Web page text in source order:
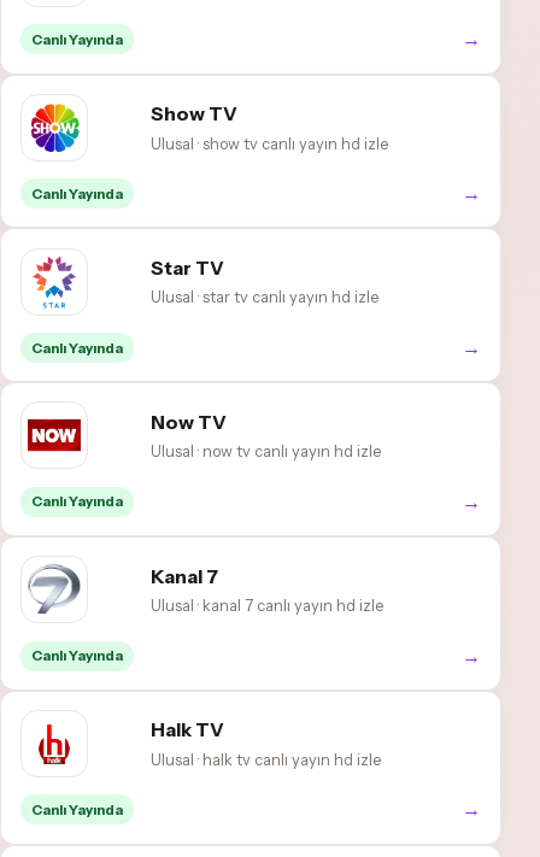
Canlı Yayında →
Show TV
Ulusal · show tv canlı yayın hd izle
Canlı Yayında →
Star TV
Ulusal · star tv canlı yayın hd izle
Canlı Yayında →
Now TV
Ulusal · now tv canlı yayın hd izle
Canlı Yayında →
Kanal 7
Ulusal · kanal 7 canlı yayın hd izle
Canlı Yayında →
Halk TV
Ulusal · halk tv canlı yayın hd izle
Canlı Yayında →